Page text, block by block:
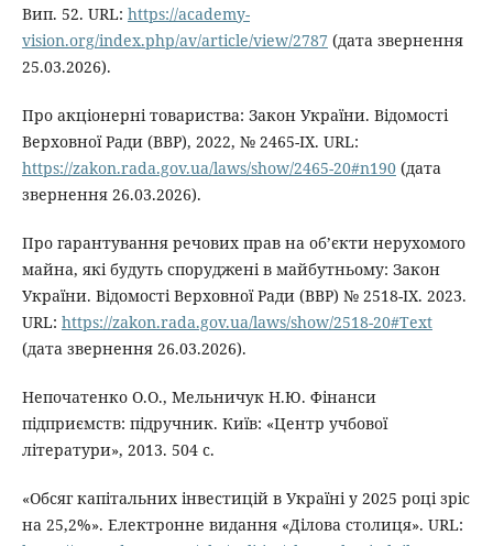
Вип. 52. URL: https://academy-
vision.org/index.php/av/article/view/2787 (дата звернення
25.03.2026).
Про акціонерні товариства: Закон України. Відомості
Верховної Ради (ВВР), 2022, № 2465-IX. URL:
https://zakon.rada.gov.ua/laws/show/2465-20#n190(дата
звернення 26.03.2026).
Про гарантування речових прав на об’єкти нерухомого
майна, які будуть споруджені в майбутньому: Закон
України. Відомості Верховної Ради (ВВР) № 2518-IX. 2023.
URL: https://zakon.rada.gov.ua/laws/show/2518-20#Text
(дата звернення 26.03.2026).
Непочатенко О.О., Мельничук Н.Ю. Фінанси
підприємств: підручник. Київ: «Центр учбової
літератури», 2013. 504 с.
«Обсяг капітальних інвестицій в Україні у 2025 році зріс
на 25,2%». Електронне видання «Ділова столиця». URL: